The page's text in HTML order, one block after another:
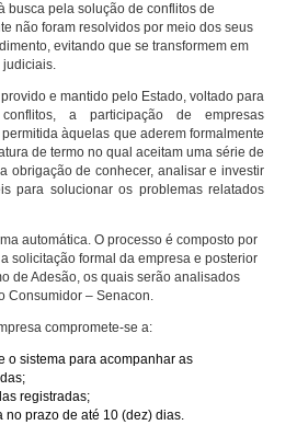
busca pela solução de conflitos de
não foram resolvidos por meio dos seus
evitando que se transformem em
judiciais.
e mantido pelo Estado, voltado para
a participação de empresas
àquelas que aderem formalmente
de termo no qual aceitam uma série de
obrigação de conhecer, analisar e investir
para solucionar os problemas relatados
automática. O processo é composto por
solicitação formal da empresa e posterior
de Adesão, os quais serão analisados
Consumidor – Senacon.
compromete-se a:
o sistema para acompanhar as
registradas;
no prazo de até 10 (dez) dias.